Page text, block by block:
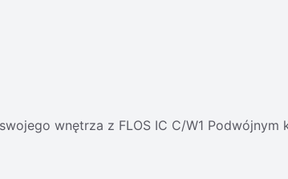
wnętrza z FLOS IC C/W1